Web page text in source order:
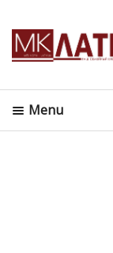
Menu